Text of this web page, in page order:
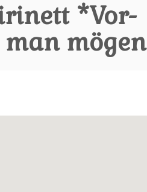
*Vor-
mögen